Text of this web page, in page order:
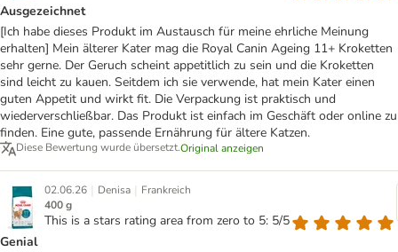
Ausgezeichnet
[Ich habe dieses Produkt im Austausch für meine ehrliche Meinung
erhalten] Mein älterer Kater mag die Royal Canin Ageing 11+ Kroketten
sehr gerne. Der Geruch scheint appetitlich zu sein und die Kroketten
sind leicht zu kauen. Seitdem ich sie verwende, hat mein Kater einen
guten Appetit und wirkt fit. Die Verpackung ist praktisch und
wiederverschließbar. Das Produkt ist einfach im Geschäft oder online zu
finden. Eine gute, passende Ernährung für ältere Katzen.
Diese Bewertung wurde übersetzt.Original anzeigen
02.06.26 | Denisa | Frankreich
400 g
This is a stars rating area from zero to 5: 5/5
Genial